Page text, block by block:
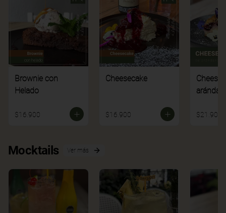
Brownie con
Helado
$16.900
Cheesecake
$16.900 $21.900
Mocktails Ver más